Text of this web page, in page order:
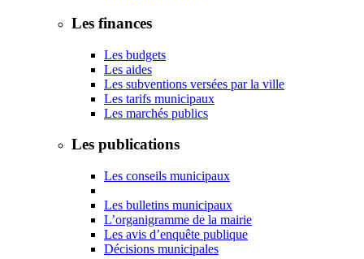
Les finances
Les budgets
Les aides
Les subventions versées par la ville
Les tarifs municipaux
Les marchés publics
Les publications
Les conseils municipaux
Les bulletins municipaux
L’organigramme de la mairie
Les avis d’enquête publique
Décisions municipales